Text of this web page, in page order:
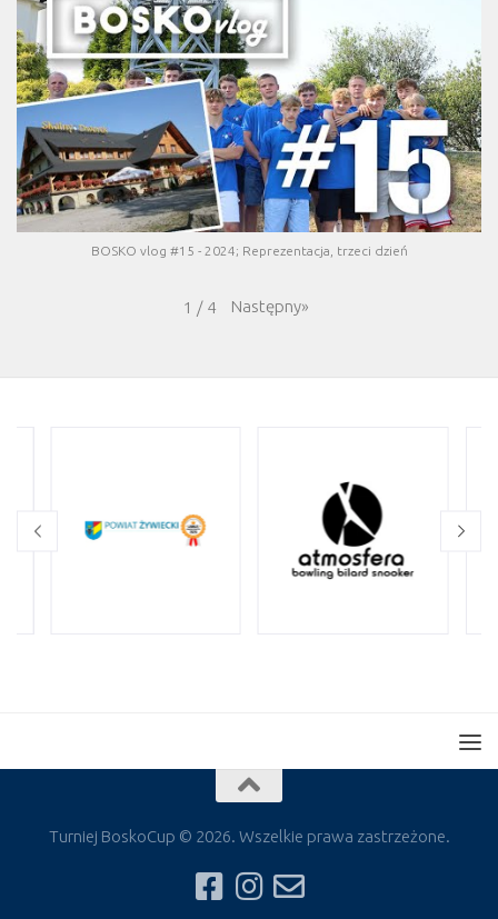
BOSKO vlog #15 - 2024; Reprezentacja, trzeci dzień
1 / 4 Następny»
Turniej BoskoCup © 2026. Wszelkie prawa zastrzeżone.